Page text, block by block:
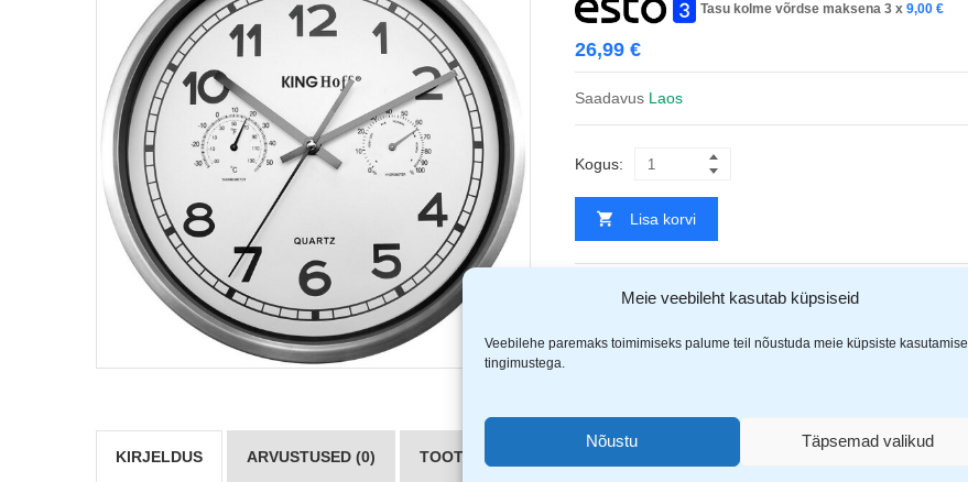
Meie veebileht kasutab küpsiseid
Veebilehe paremaks toimimiseks palume teil nõustuda meie küpsiste kasutamise
tingimustega.
Nõustu Täpsemad valikud
Tasu kolme võrdse maksena 3 x 9,00 €
26,99 €
Saadavus Laos
Kogus:
Lisa korvi
Tootekood:
KH-5027
KIRJELDUS ARVUSTUSED (0) TOOTJAD (1)